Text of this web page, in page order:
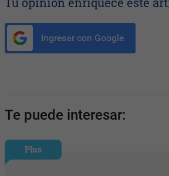
Ingresar con Google
Te puede interesar:
Plus